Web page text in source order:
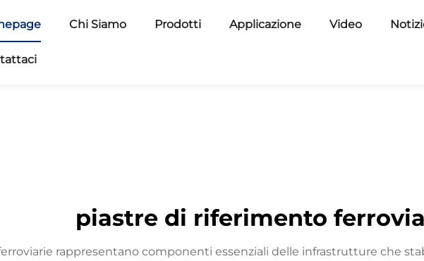
Chi Siamo Prodotti Applicazione Video
piastre di riferimento
rappresentano componenti essenziali delle infrastrutture che